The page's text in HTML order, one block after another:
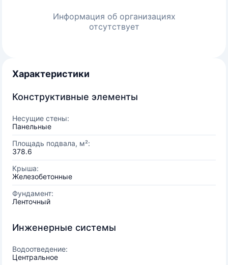
Информация об организациях
отсутствует
Характеристики
Конструктивные элементы
Несущие стены:
Панельные
Площадь подвала, м²:
378.6
Крыша:
Железобетонные
Фундамент:
Ленточный
Инженерные системы
Водоотведение:
Центральное